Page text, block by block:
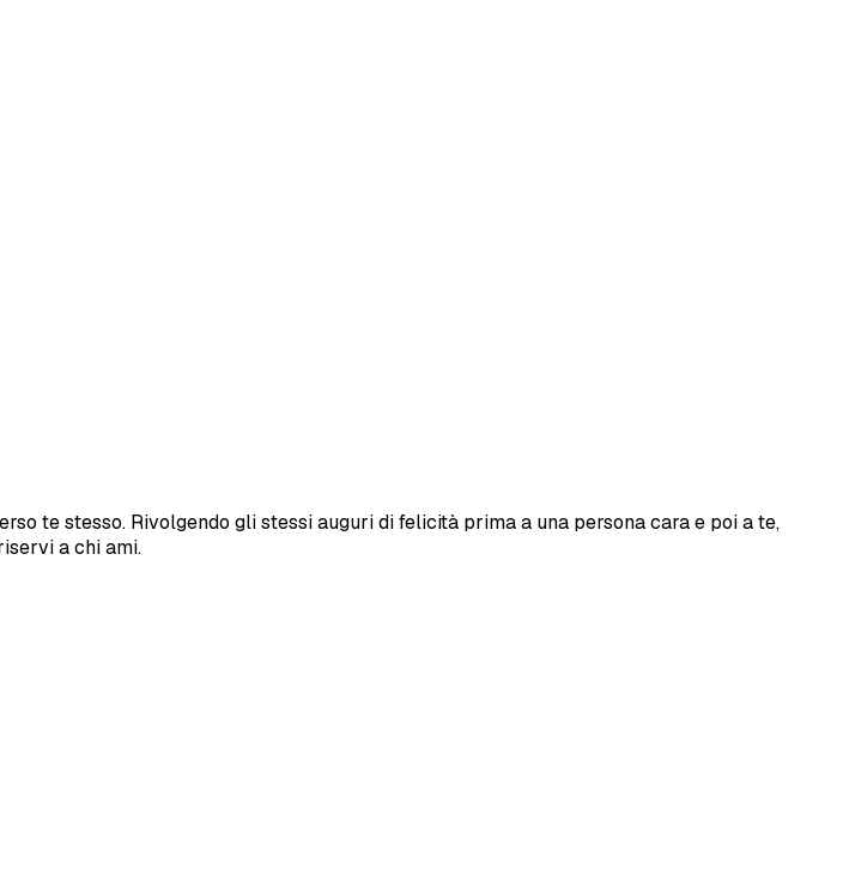
te stesso. Rivolgendo gli stessi auguri di felicità prima a una persona cara e poi a te,
a chi ami.